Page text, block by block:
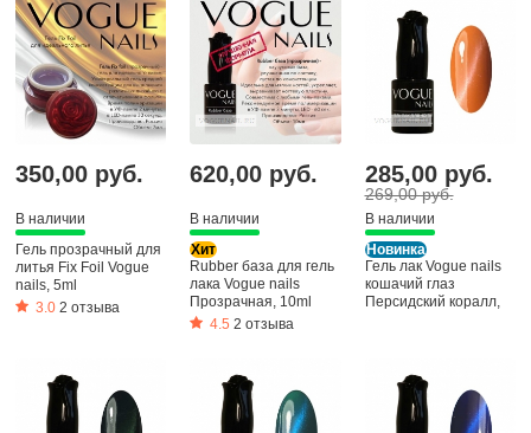
350,00 руб.
В наличии
Гель прозрачный для
литья Fix Foil Vogue
nails, 5ml
3.0 2 отзыва
620,00 руб.
В наличии
Хит
Rubber база для гель
лака Vogue nails
Прозрачная, 10ml
4.5 2 отзыва
285,00 руб.
269,00 руб.
В наличии
Новинка
Гель лак Vogue nails
кошачий глаз
Персидский коралл,